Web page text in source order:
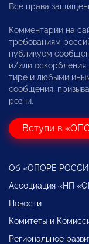
Все права
Комментарии на
требованиям
публикуем
и/или
тире и любыми
сообщения,
розни.
Вступи в
Об «ОПОРЕ
Ассоциация «НП
Новости
Комитеты и
Региональное